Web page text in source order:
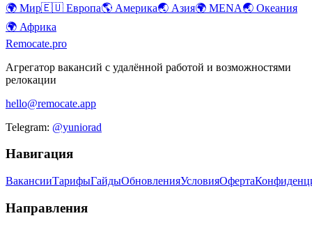
🌍 Мир🇪🇺 Европа🌎 Америка🌏 Азия🌍 MENA🌏 Океания
🌍 Африка
Remocate.pro
Агрегатор вакансий с удалённой работой и возможностями
релокации
hello@remocate.app
Telegram: @yuniorad
Навигация
ВакансииТарифыГайдыОбновленияУсловияОферта
Направления